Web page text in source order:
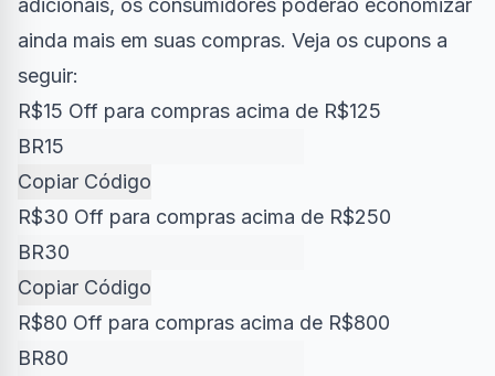
adicionais, os consumidores poderão economizar
ainda mais em suas compras. Veja os cupons a
seguir:
R$15 Off para compras acima de R$125
Copiar Código
R$30 Off para compras acima de R$250
Copiar Código
R$80 Off para compras acima de R$800